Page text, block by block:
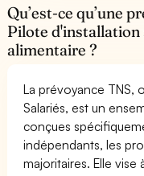
Qu’est-ce qu’une
Pilote
alimentaire ?
La prévoyance TNS,
Salariés, est un
conçues
indépendants, les
majoritaires. Elle